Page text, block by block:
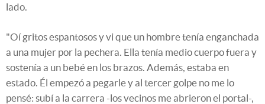
lado.
"Oí gritos espantosos y vi que un hombre tenía enganchada
a una mujer por la pechera. Ella tenía medio cuerpo fuera y
sostenía a un bebé en los brazos. Además, estaba en
estado. Él empezó a pegarle y al tercer golpe no me lo
pensé: subí a la carrera -los vecinos me abrieron el portal-,